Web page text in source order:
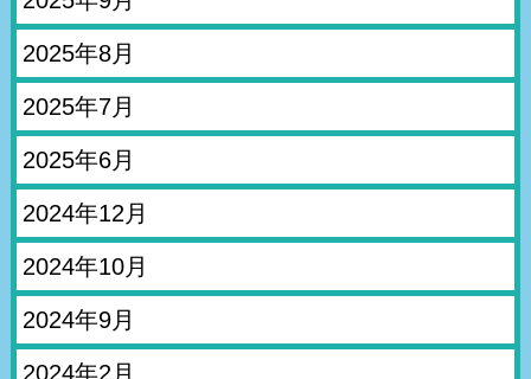
2025年8月
2025年7月
2025年6月
2024年12月
2024年10月
2024年9月
2024年2月